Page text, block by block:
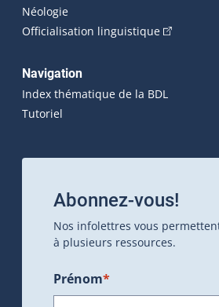
Néologie
Officialisation linguistique(Cet
Navigation
Index thématique de la BDL
Tutoriel
Abonnez-vous!
Nos infolettres vous
à plusieurs ressources.
Prénom*